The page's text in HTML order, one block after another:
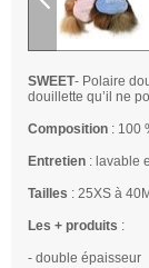
SWEET- Polaire
douillette qu’il ne
Composition : 100
Entretien : lavable
Tailles : 25XS à 40M
Les + produits :
- double épaisseur